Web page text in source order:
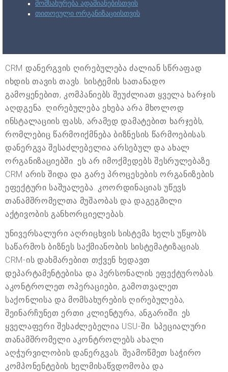
მომსახურება ადამიანებისთვის
თითოეული ორგანიზაციისთვის
CRM დანერგვის ღირებულება ძალიან სწრაფად
იხდის თავის თავს. სისტემის სათანადო
გამოყენებით, კომპანიებს შეუძლიათ ყველა ხარჯის
აღდგენა. ღირებულება ეხება არა მხოლოდ
ინსტალაციის ფასს, არამედ დამატებით ხარჯებს,
რომლებიც წარმოიქმნება ბიზნესის წარმოებისას.
დანერგვა შესაძლებელია არსებულ და ახალ
ორგანიზაციებში. ეს არ იმოქმედებს შესრულებაზე.
CRM არის შიდა და გარე პროცესების ორგანიზების
ეფექტური საშუალება. კოორდინაციას უწევს
თანამშრომელთა მუშაობას და დაგეგმილი
აქტივობის განხორციელებას.
უნივერსალური აღრიცხვის სისტემა ხელს უწყობს
საწარმოს ბიზნეს საქმიანობის სისტემატიზაციას.
CRM-ის დახმარებით თქვენ ხედავთ
დეპარტამენტებისა და პერსონალის ეფექტურობას.
აკონტროლეთ ოპერაციები, გამოთვალეთ
საქონლისა და მომსახურების ღირებულება,
შეინარჩუნეთ ერთი კლიენტურა, ანგარიში. ეს
ყველაფერი შესაძლებელია USU-ში. სპეციალური
თანამშრომელი აკონტროლებს ახალი
აღჭურვილობის დანერგვას. შეამოწმეთ საჭირო
კომპონენტების ხელმისაწვდომობა და